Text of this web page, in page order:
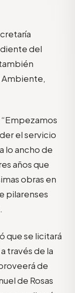
del
el servicio
lo ancho de
años que
obras en
pilarenses
que se licitará
través de la
de
de Rosas